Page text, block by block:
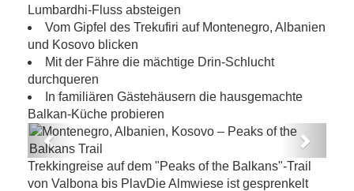
Lumbardhi-Fluss absteigen
Vom Gipfel des Trekufiri auf Montenegro, Albanien
und Kosovo blicken
Mit der Fähre die mächtige Drin-Schlucht
durchqueren
In familiären Gästehäusern die hausgemachte
Balkan-Küche probieren
Montenegro, Albanien, Kosovo – Peaks
of the Balkans Trail
Previous Next
Trekkingreise auf dem "Peaks of the Balkans"-Trail
von Valbona bis PlavDie Almwiese ist gesprenkelt